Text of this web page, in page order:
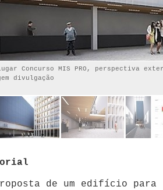
Concurso MIS PRO, perspectiva
divulgação
de um edifício para